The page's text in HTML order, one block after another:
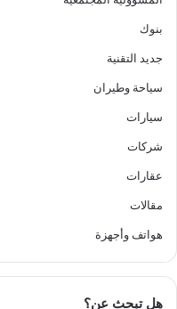
بنوك
جديد التقنية
سياحة وطيران
سيارات
شركات
عقارات
مقالات
هواتف وأجهزة
هل تبحث عن؟